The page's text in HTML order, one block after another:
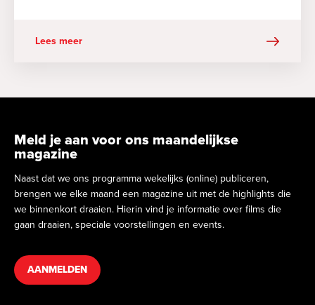
Lees meer
Meld je aan voor ons maandelijkse
magazine
Naast dat we ons programma wekelijks (online) publiceren,
brengen we elke maand een magazine uit met de highlights die
we binnenkort draaien. Hierin vind je informatie over films die
gaan draaien, speciale voorstellingen en events.
AANMELDEN